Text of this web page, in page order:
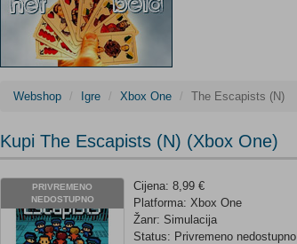
Webshop Igre Xbox One The Escapists (N)
Kupi The Escapists (N) (Xbox One)
PRIVREMENO
NEDOSTUPNO
Cijena: 8,99 €
Platforma: Xbox One
Žanr: Simulacija
Status: Privremeno nedostupno